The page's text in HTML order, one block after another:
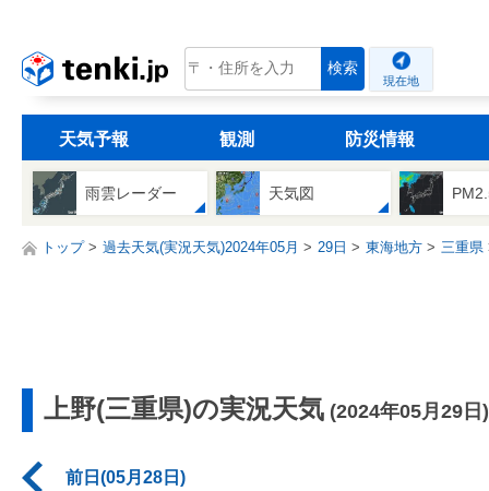
tenki.jp 検索
現在地
天気予報 観測 防災情報
雨雲レーダー 天気図
トップ 過去天気(実況天気)2024年05月 29日 東海地方 三重県
上野(三重県)の実況天気 (2024年05月29日)
前日(05月28日)